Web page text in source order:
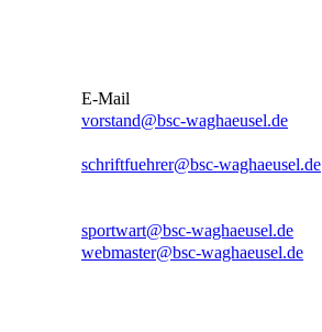
E-Mail
vorstand@bsc-waghaeusel.de
schriftfuehrer@bsc-waghaeusel.de
sportwart@bsc-waghaeusel.de
webmaster@bsc-waghaeusel.de